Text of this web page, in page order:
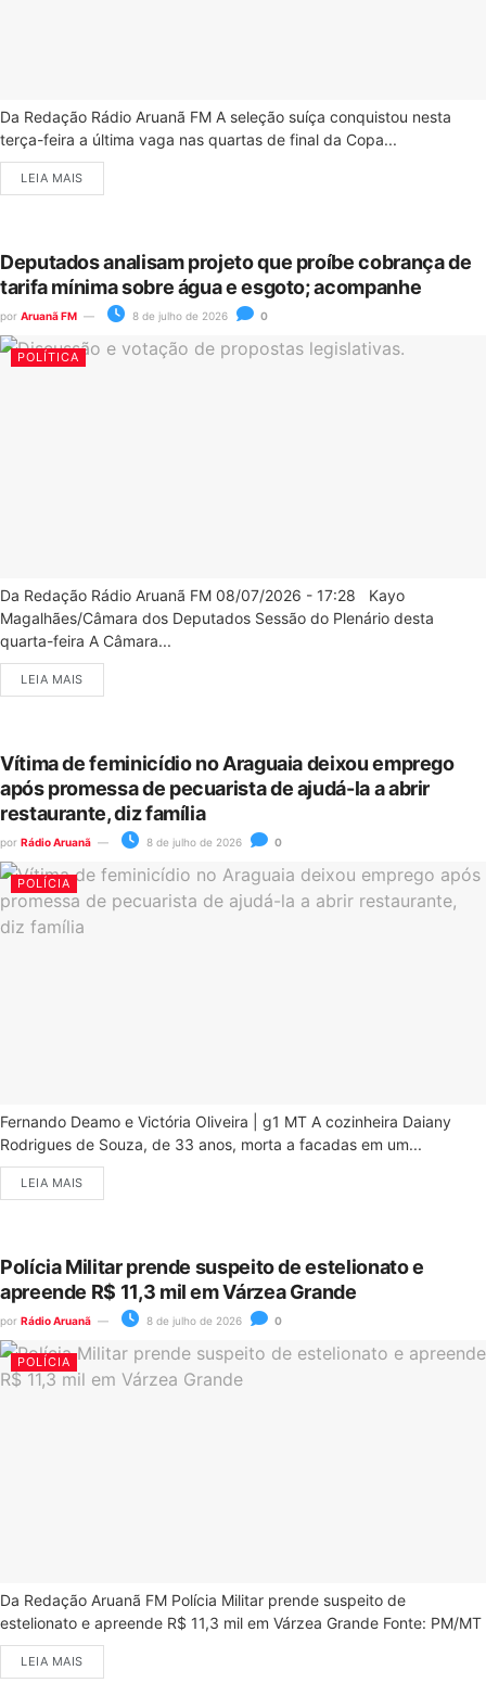
Da Redação Rádio Aruanã FM A seleção suíça conquistou nesta
terça-feira a última vaga nas quartas de final da Copa...
LEIA MAIS
Deputados analisam projeto que proíbe cobrança de
tarifa mínima sobre água e esgoto; acompanhe
por Aruanã FM 8 de julho de 2026 0
POLÍTICA
Da Redação Rádio Aruanã FM 08/07/2026 - 17:28 Kayo
Magalhães/Câmara dos Deputados Sessão do Plenário desta
quarta-feira A Câmara...
LEIA MAIS
Vítima de feminicídio no Araguaia deixou emprego
após promessa de pecuarista de ajudá-la a abrir
restaurante, diz família
por Rádio Aruanã 8 de julho de 2026 0
POLÍCIA
Fernando Deamo e Victória Oliveira | g1 MT A cozinheira Daiany
Rodrigues de Souza, de 33 anos, morta a facadas em um...
LEIA MAIS
Polícia Militar prende suspeito de estelionato e
apreende R$ 11,3 mil em Várzea Grande
por Rádio Aruanã 8 de julho de 2026 0
POLÍCIA
Da Redação Aruanã FM Polícia Militar prende suspeito de
estelionato e apreende R$ 11,3 mil em Várzea Grande Fonte: PM/MT
LEIA MAIS